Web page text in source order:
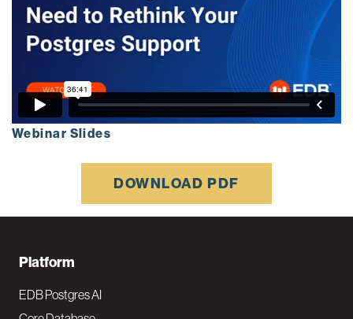
Webinar Slides
DOWNLOAD PDF
F
o
Platform
EDB Postgres AI